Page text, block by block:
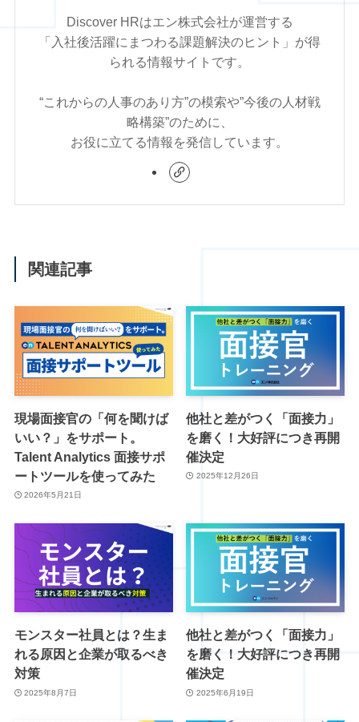
Discover HRはエン株式会社が運営する
「入社後活躍にまつわる課題解決のヒント」が得
られる情報サイトです。
“これからの人事のあり方”の模索や”今後の人材戦
略構築”のために、
お役に立てる情報を発信しています。
関連記事
現場面接官の「何を聞けば
いい？」をサポート。
Talent Analytics 面接サポ
ートツールを使ってみた
2026年5月21日
他社と差がつく「面接力」
を磨く！大好評につき再開
催決定
2025年12月26日
モンスター社員とは？生ま
れる原因と企業が取るべき
対策
2025年8月7日
他社と差がつく「面接力」
を磨く！大好評につき再開
催決定
2025年6月19日